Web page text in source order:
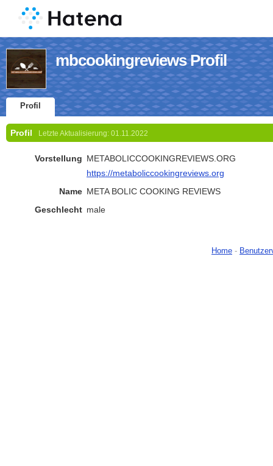
mbcookingreviews Profil
Profil
Profil Letzte Aktualisierung: 01.11.2022
Vorstellung METABOLICCOOKINGREVIEWS.ORG
https://metaboliccookingreviews.org
Name META BOLIC COOKING REVIEWS
Geschlecht male
Home -